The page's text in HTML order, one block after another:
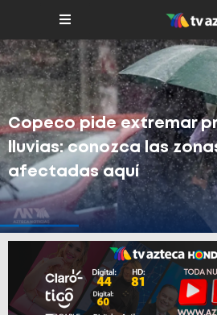
Copeco pide extremar
lluvias: conozca las
afectadas aquí